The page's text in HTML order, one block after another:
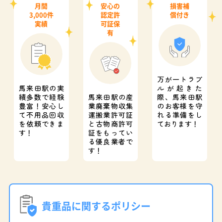
月間
3,000件
実績
馬来田駅の実
績多数で経験
豊富！ 安心し
て不用品回収
を依頼できま
す！
安心の
認定許
可証保
有
馬来田駅の産
業廃棄物収集
運搬業許可証
と 古物商許可
証をもってい
る優良業者で
す！
損害補
償付き
万が一トラブ
ルが起きた
際、 馬来田駅
のお客様を守
れる準備をし
ております！
貴重品に関するポリシー